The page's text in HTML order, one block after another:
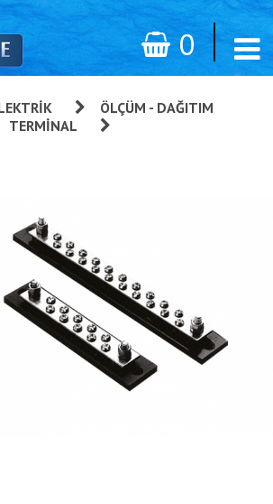
0
ÖLÇÜM - DAĞITIM
TERMINAL